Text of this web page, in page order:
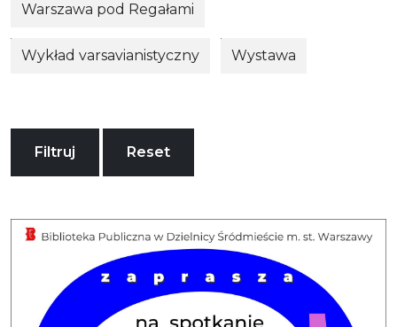
Warszawa pod Regałami
Wykład varsavianistyczny Wystawa
Filtruj Reset